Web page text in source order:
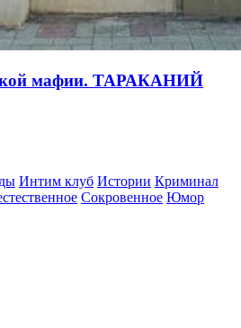
мафии. ТАРАКАНИЙ
Интим клуб Истории Криминал
Сокровенное Юмор